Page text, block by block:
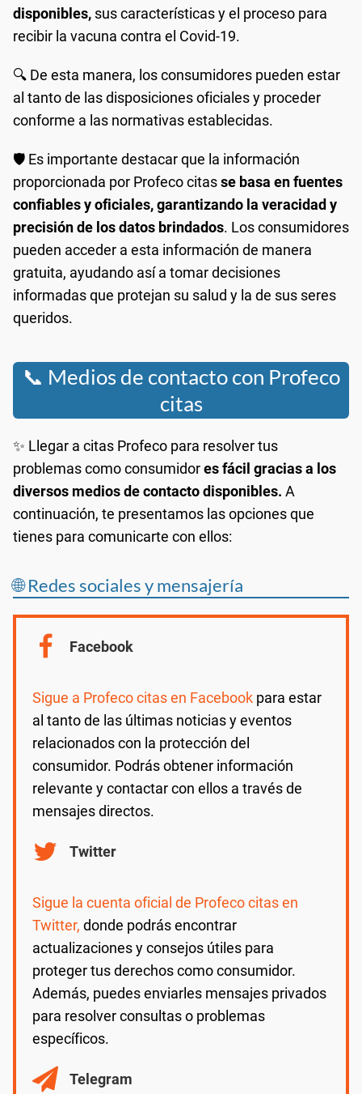
disponibles, sus características y el proceso para
recibir la vacuna contra el Covid-19.
🔍 De esta manera, los consumidores pueden estar
al tanto de las disposiciones oficiales y proceder
conforme a las normativas establecidas.
🛡️ Es importante destacar que la información
proporcionada por Profeco citasse basa en fuentes
confiables y oficiales, garantizando la veracidad y
precisión de los datos brindados. Los consumidores
pueden acceder a esta información de manera
gratuita, ayudando así a tomar decisiones
informadas que protejan su salud y la de sus seres
queridos.
📞 Medios de contacto con Profeco
citas
✨ Llegar a citas Profeco para resolver tus
problemas como consumidores fácil gracias a los
diversos medios de contacto disponibles. A
continuación, te presentamos las opciones que
tienes para comunicarte con ellos:
🌐 Redes sociales y mensajería
Facebook
Sigue a Profeco citas en Facebook para estar
al tanto de las últimas noticias y eventos
relacionados con la protección del
consumidor. Podrás obtener información
relevante y contactar con ellos a través de
mensajes directos.
Twitter
Sigue la cuenta oficial de Profeco citas en
Twitter, donde podrás encontrar
actualizaciones y consejos útiles para
proteger tus derechos como consumidor.
Además, puedes enviarles mensajes privados
para resolver consultas o problemas
específicos.
Telegram